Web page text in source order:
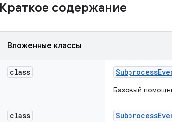
Краткое содержание
Вложенные классы
class Subprocess
Базовый
class Subprocess